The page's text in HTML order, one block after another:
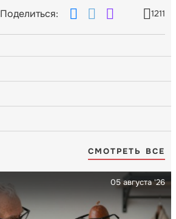
Поделиться: 1211
СМОТРЕТЬ ВСЕ
05 августа '26